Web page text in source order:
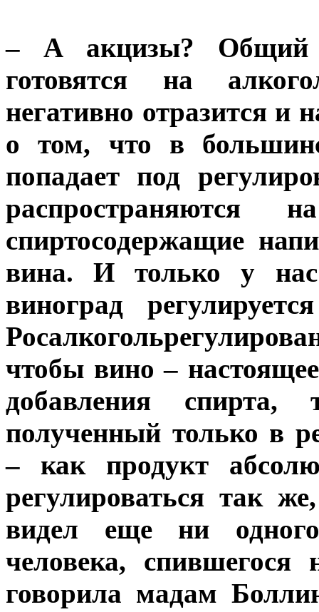
– А акцизы? Общий
готовятся на
негативно отразится и
о том, что в
попадает под
спиртосодержащие
вина. И только у нас
виноград
чтобы вино –
добавления спирта,
полученный только в
– как продукт
регулироваться так
видел еще ни
человека,
говорила мадам